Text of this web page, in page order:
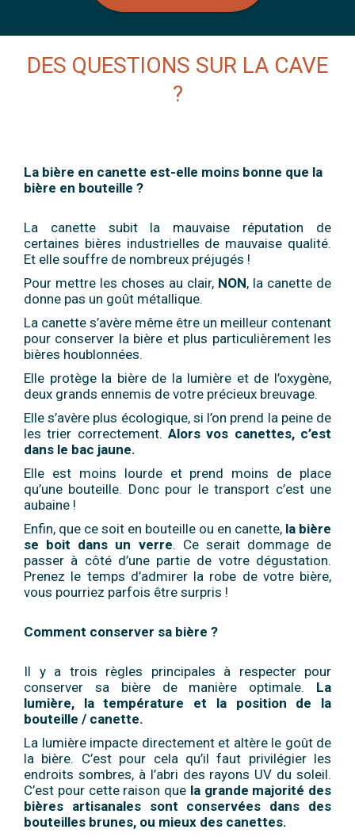
DES QUESTIONS SUR LA CAVE
?
La bière en canette est-elle moins bonne que la
bière en bouteille ?
La canette subit la mauvaise réputation de
certaines bières industrielles de mauvaise qualité.
Et elle souffre de nombreux préjugés !
Pour mettre les choses au clair, NON, la canette de
donne pas un goût métallique.
La canette s’avère même être un meilleur contenant
pour conserver la bière et plus particulièrement les
bières houblonnées.
Elle protège la bière de la lumière et de l’oxygène,
deux grands ennemis de votre précieux breuvage.
Elle s’avère plus écologique, si l’on prend la peine de
les trier correctement. Alors vos canettes, c’est
dans le bac jaune.
Elle est moins lourde et prend moins de place
qu’une bouteille. Donc pour le transport c’est une
aubaine !
Enfin, que ce soit en bouteille ou en canette, la bière
se boit dans un verre. Ce serait dommage de
passer à côté d’une partie de votre dégustation.
Prenez le temps d’admirer la robe de votre bière,
vous pourriez parfois être surpris !
Comment conserver sa bière ?
Il y a trois règles principales à respecter pour
conserver sa bière de manière optimale. La
lumière, la température et la position de la
bouteille / canette.
La lumière impacte directement et altère le goût de
la bière. C’est pour cela qu’il faut privilégier les
endroits sombres, à l’abri des rayons UV du soleil.
C’est pour cette raison que la grande majorité des
bières artisanales sont conservées dans des
bouteilles brunes, ou mieux des canettes.